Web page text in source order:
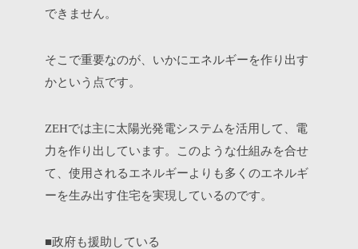
できません。
そこで重要なのが、いかにエネルギーを作り出す
かという点です。
ZEHでは主に太陽光発電システムを活用して、電
力を作り出しています。このような仕組みを合せ
て、使用されるエネルギーよりも多くのエネルギ
ーを生み出す住宅を実現しているのです。
■政府も援助している